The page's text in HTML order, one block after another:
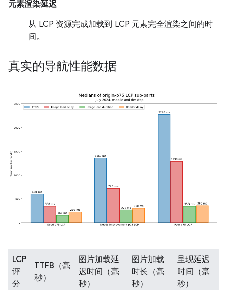
元素渲染延迟
从 LCP 资源完成加载到 LCP 元素完全渲染之间的时
间。
真实的导航性能数据
LCP
评
分
TTFB（毫
秒）
图片加载延
迟时间（毫
秒）
图片加载
时长（毫
秒）
呈现延迟
时间（毫
秒）